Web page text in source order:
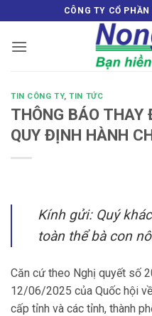
qua
nội
CÔNG TY CỔ
TIN CÔNG TY,TIN TỨC
THÔNG BÁO
QUY ĐỊNH HÀNH
Kính gửi: Quý
toàn thể bà con
Căn cứ theo Nghị quyết số
12/06/2025 của Quốc hội
cấp tỉnh và các tỉnh, thành